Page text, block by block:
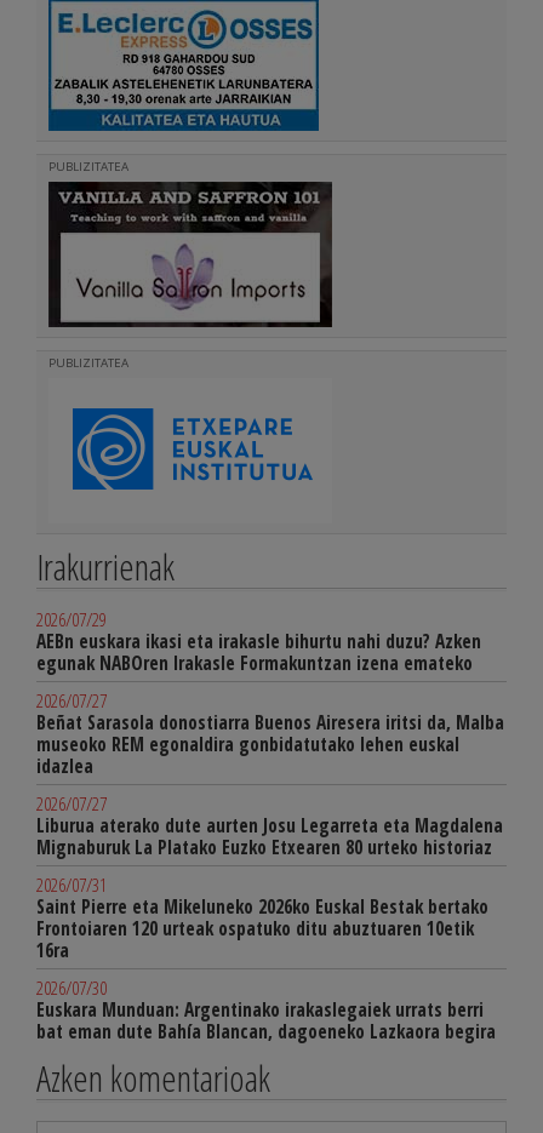
PUBLIZITATEA
PUBLIZITATEA
Irakurrienak
2026/07/29
AEBn euskara ikasi eta irakasle bihurtu nahi duzu? Azken
egunak NABOren Irakasle Formakuntzan izena emateko
2026/07/27
Beñat Sarasola donostiarra Buenos Airesera iritsi da, Malba
museoko REM egonaldira gonbidatutako lehen euskal
idazlea
2026/07/27
Liburua aterako dute aurten Josu Legarreta eta Magdalena
Mignaburuk La Platako Euzko Etxearen 80 urteko historiaz
2026/07/31
Saint Pierre eta Mikeluneko 2026ko Euskal Bestak bertako
Frontoiaren 120 urteak ospatuko ditu abuztuaren 10etik
16ra
2026/07/30
Euskara Munduan: Argentinako irakaslegaiek urrats berri
bat eman dute Bahía Blancan, dagoeneko Lazkaora begira
Azken komentarioak